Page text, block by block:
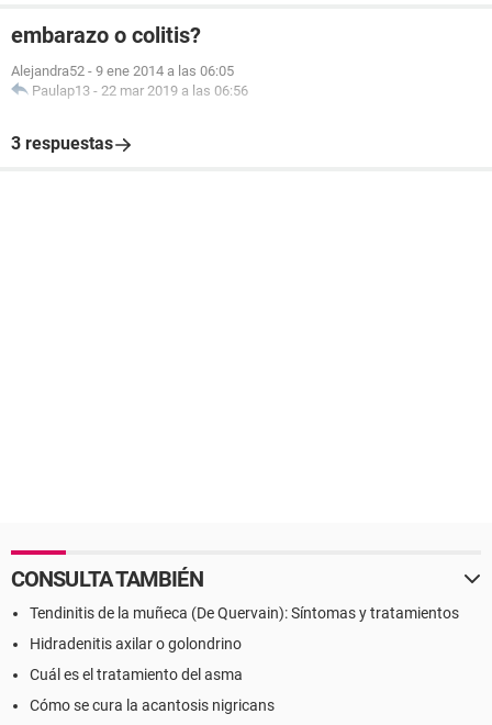
embarazo o colitis?
Alejandra52 - 9 ene 2014 a las 06:05
Paulap13 - 22 mar 2019 a las 06:56
3 respuestas
CONSULTA TAMBIÉN
Tendinitis de la muñeca (De Quervain): Síntomas y tratamientos
Hidradenitis axilar o golondrino
Cuál es el tratamiento del asma
Cómo se cura la acantosis nigricans